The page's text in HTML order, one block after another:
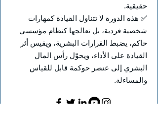
حقيقية.
✅ هذه الدورة لا تتناول القيادة كمهارات
شخصية فردية، بل تعالجها كنظام مؤسسي
حاكم، يضبط القرارات البشرية، ويقيس أثر
القيادة على الأداء، ويحوّل رأس المال
البشري إلى عنصر حوكمة قابل للقياس
والمساءلة.